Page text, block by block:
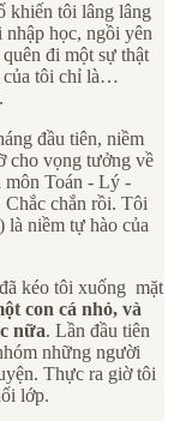
khiến tôi lâng lâng
học, ngồi yên
đi một sự thật
của tôi chỉ là…
đầu tiên, niềm
cho vọng tưởng về
môn Toán - Lý -
chắn rồi. Tôi
niềm tự hào của
kéo tôi xuống mặt
con cá nhỏ, và
nữa. Lần đầu tiên
những người
Thực ra giờ tôi
lớp.